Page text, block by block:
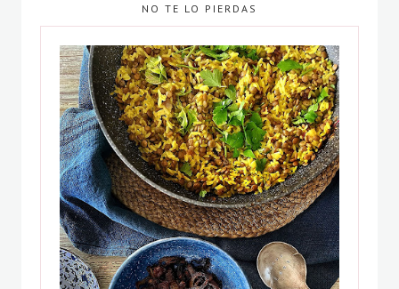
NO TE LO PIERDAS